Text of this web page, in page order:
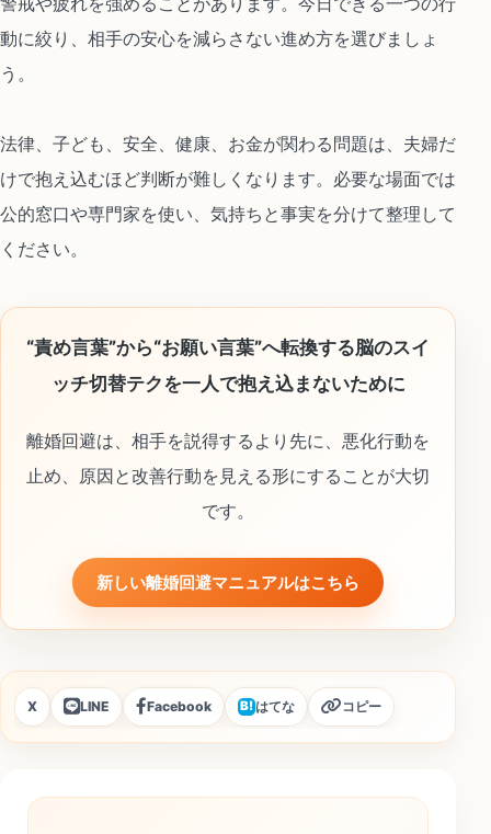
動に絞り、相手の安心を減らさない進め方を選びましょ
う。
法律、子ども、安全、健康、お金が関わる問題は、夫婦だ
けで抱え込むほど判断が難しくなります。必要な場面では
公的窓口や専門家を使い、気持ちと事実を分けて整理して
ください。
“責め言葉”から“お願い言葉”へ転換する脳のスイ
ッチ切替テクを一人で抱え込まないために
離婚回避は、相手を説得するより先に、悪化行動を
止め、原因と改善行動を見える形にすることが大切
です。
新しい離婚回避マニュアルはこちら
X LINE Facebook B!はてな コピー